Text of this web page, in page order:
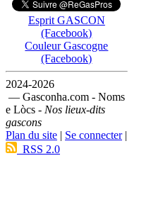
Esprit GASCON
(Facebook)
Couleur Gascogne
(Facebook)
2024-2026
— Gasconha.com - Noms
e Lòcs - Nos lieux-dits
gascons
Plan du site | Se connecter|
RSS 2.0